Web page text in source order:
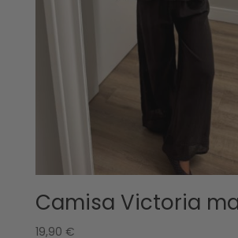
Camisa Victoria
19,90 €